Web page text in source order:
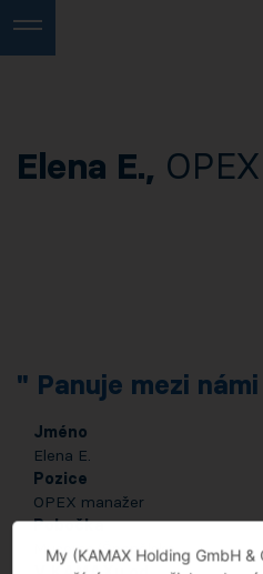
Elena E.,
Panuje mezi
Jméno
Elena E.
Pozice
OPEX manažer
Pobočka
Museros/Španělsko
My (KAMAX Holding GmbH